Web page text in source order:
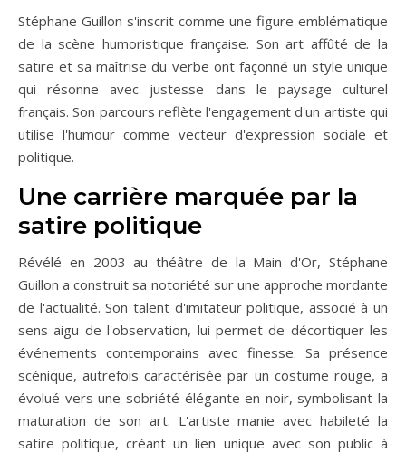
Stéphane Guillon s'inscrit comme une figure emblématique
de la scène humoristique française. Son art affûté de la
satire et sa maîtrise du verbe ont façonné un style unique
qui résonne avec justesse dans le paysage culturel
français. Son parcours reflète l'engagement d'un artiste qui
utilise l'humour comme vecteur d'expression sociale et
politique.
Une carrière marquée par la
satire politique
Révélé en 2003 au théâtre de la Main d'Or, Stéphane
Guillon a construit sa notoriété sur une approche mordante
de l'actualité. Son talent d'imitateur politique, associé à un
sens aigu de l'observation, lui permet de décortiquer les
événements contemporains avec finesse. Sa présence
scénique, autrefois caractérisée par un costume rouge, a
évolué vers une sobriété élégante en noir, symbolisant la
maturation de son art. L'artiste manie avec habileté la
satire politique, créant un lien unique avec son public à